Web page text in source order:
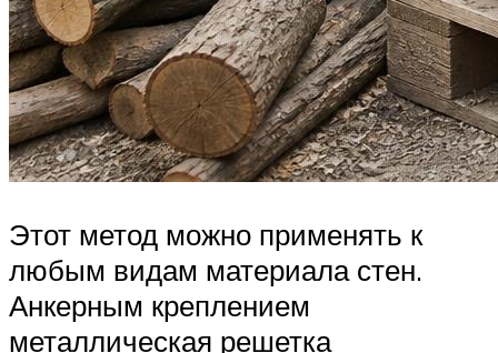
Этот метод можно применять к
любым видам материала стен.
Анкерным креплением
металлическая решетка